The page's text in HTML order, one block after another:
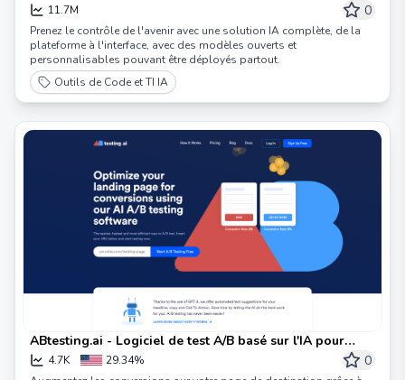
11.7M 0
Prenez le contrôle de l'avenir avec une solution IA complète, de la
plateforme à l'interface, avec des modèles ouverts et
personnalisables pouvant être déployés partout.
Outils de Code et TI IA
ABtesting.ai - Logiciel de test A/B basé sur l'IA pour
améliorer les conversions
4.7K 29.34% 0